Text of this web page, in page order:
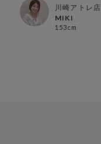
川崎アトレ店
MIKI
153cm